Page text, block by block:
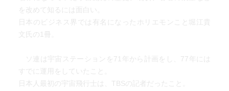
を改めて知るには面白い。
日本のビジネス界では有名になったホリエモンこと堀江貴
文氏の1冊。
ソ連は宇宙ステーションを71年から計画をし、77年には
すでに運用をしていたこと。
日本人最初の宇宙飛行士は、TBSの記者だったこと。